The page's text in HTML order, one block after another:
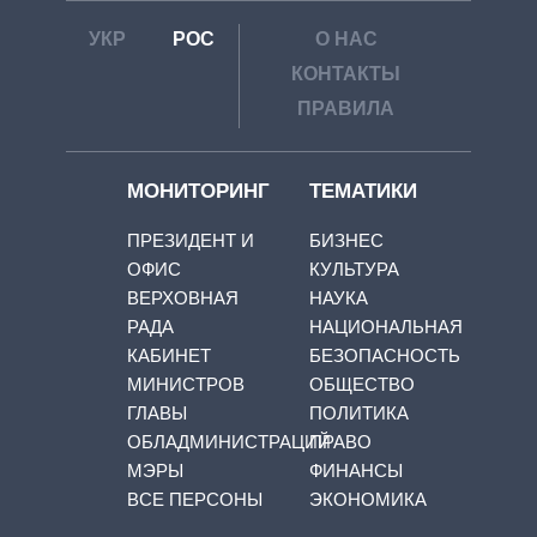
УКР РОС
О НАС
КОНТАКТЫ
ПРАВИЛА
МОНИТОРИНГ
ПРЕЗИДЕНТ И
ОФИС
ВЕРХОВНАЯ
РАДА
КАБИНЕТ
МИНИСТРОВ
ГЛАВЫ
ОБЛАДМИНИСТРАЦИЙ
МЭРЫ
ВСЕ ПЕРСОНЫ
ТЕМАТИКИ
БИЗНЕС
КУЛЬТУРА
НАУКА
НАЦИОНАЛЬНАЯ
БЕЗОПАСНОСТЬ
ОБЩЕСТВО
ПОЛИТИКА
ПРАВО
ФИНАНСЫ
ЭКОНОМИКА